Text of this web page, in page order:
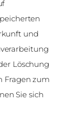
und
Löschung
Fragen zum
Sie sich